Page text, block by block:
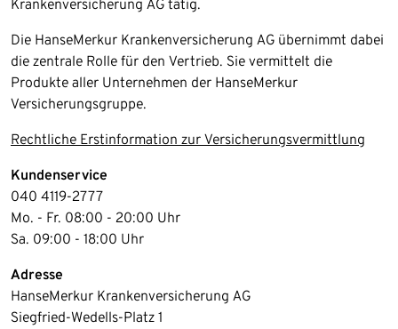
Krankenversicherung AG tätig.
Die HanseMerkur Krankenversicherung AG übernimmt dabei
die zentrale Rolle für den Vertrieb. Sie vermittelt die
Produkte aller Unternehmen der HanseMerkur
Versicherungsgruppe.
Rechtliche Erstinformation zur Versicherungsvermittlung
Kundenservice
040 4119-2777
Mo. - Fr. 08:00 - 20:00 Uhr
Sa. 09:00 - 18:00 Uhr
Adresse
HanseMerkur Krankenversicherung AG
Siegfried-Wedells-Platz 1